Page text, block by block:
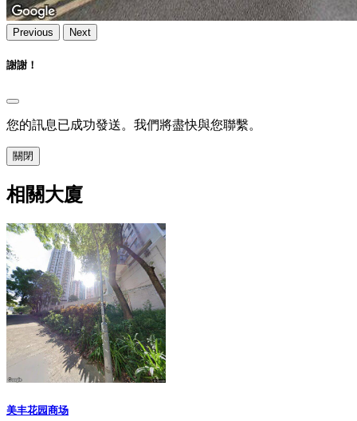
Previous Next
謝謝！
您的訊息已成功發送。我們將盡快與您聯繫。
關閉
相關大廈
美丰花园商场